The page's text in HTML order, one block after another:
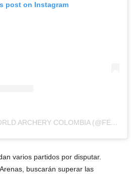
post on Instagram
A POST SHARED BY WORLD ARCHERY COLOMBIA (@FEDEARCOCOL)
varios partidos por disputar.
buscarán superar las